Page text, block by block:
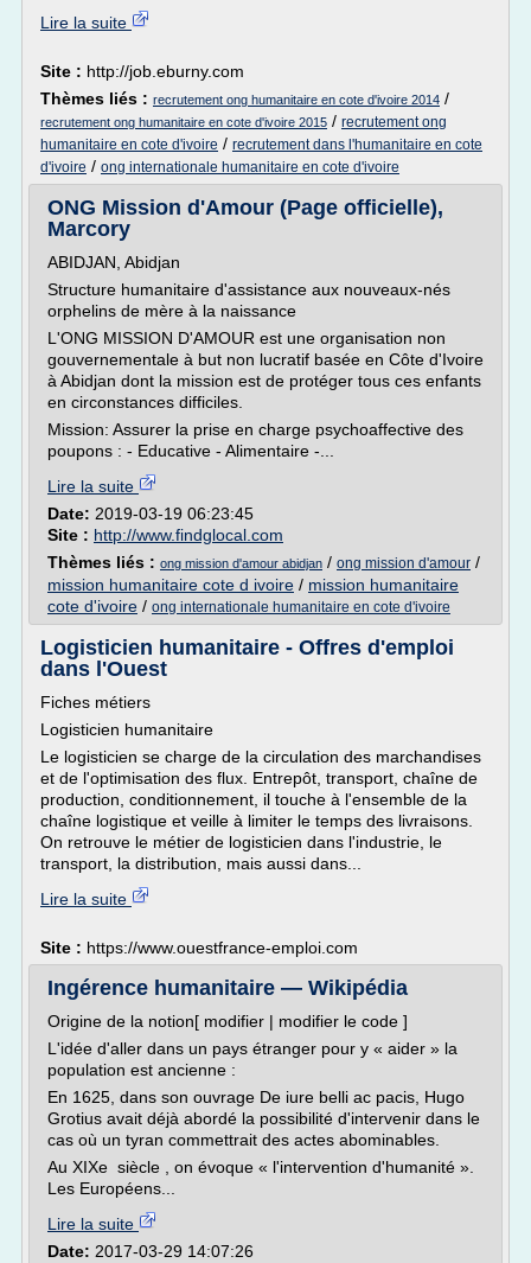
Lire la suite
Site : http://job.eburny.com
Thèmes liés : recrutement ong humanitaire en cote d'ivoire 2014 /
recrutement ong humanitaire en cote d'ivoire 2015 / recrutement ong
humanitaire en cote d'ivoire / recrutement dans l'humanitaire en cote
d'ivoire / ong internationale humanitaire en cote d'ivoire
ONG Mission d'Amour (Page officielle),
Marcory
ABIDJAN, Abidjan
Structure humanitaire d'assistance aux nouveaux-nés
orphelins de mère à la naissance
L'ONG MISSION D'AMOUR est une organisation non
gouvernementale à but non lucratif basée en Côte d'Ivoire
à Abidjan dont la mission est de protéger tous ces enfants
en circonstances difficiles.
Mission: Assurer la prise en charge psychoaffective des
poupons : - Educative - Alimentaire -...
Lire la suite
Date: 2019-03-19 06:23:45
Site : http://www.findglocal.com
Thèmes liés : ong mission d'amour abidjan / ong mission d'amour /
mission humanitaire cote d ivoire / mission humanitaire
cote d'ivoire / ong internationale humanitaire en cote d'ivoire
Logisticien humanitaire - Offres d'emploi
dans l'Ouest
Fiches métiers
Logisticien humanitaire
Le logisticien se charge de la circulation des marchandises
et de l'optimisation des flux. Entrepôt, transport, chaîne de
production, conditionnement, il touche à l'ensemble de la
chaîne logistique et veille à limiter le temps des livraisons.
On retrouve le métier de logisticien dans l'industrie, le
transport, la distribution, mais aussi dans...
Lire la suite
Site : https://www.ouestfrance-emploi.com
Ingérence humanitaire — Wikipédia
Origine de la notion[ modifier | modifier le code ]
L'idée d'aller dans un pays étranger pour y « aider » la
population est ancienne :
En 1625, dans son ouvrage De iure belli ac pacis, Hugo
Grotius avait déjà abordé la possibilité d'intervenir dans le
cas où un tyran commettrait des actes abominables.
Au XIXe siècle , on évoque « l'intervention d'humanité ».
Les Européens...
Lire la suite
Date: 2017-03-29 14:07:26